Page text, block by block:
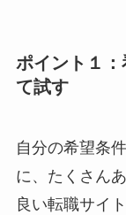
ポイント１
て試す
自分の希望条
に、たくさん
良い転職サイ